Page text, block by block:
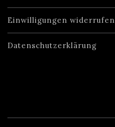
Einwilligungen widerrufen
Datenschutzerklärung